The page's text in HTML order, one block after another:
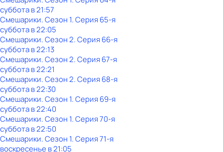
субботав21:57
Смешарики. Сезон 1. Серия 65-я
субботав22:05
Смешарики. Сезон 2. Серия 66-я
субботав22:13
Смешарики. Сезон 2. Серия 67-я
субботав22:21
Смешарики. Сезон 2. Серия 68-я
субботав22:30
Смешарики. Сезон 1. Серия 69-я
субботав22:40
Смешарики. Сезон 1. Серия 70-я
субботав22:50
Смешарики. Сезон 1. Серия 71-я
воскресенье в21:05